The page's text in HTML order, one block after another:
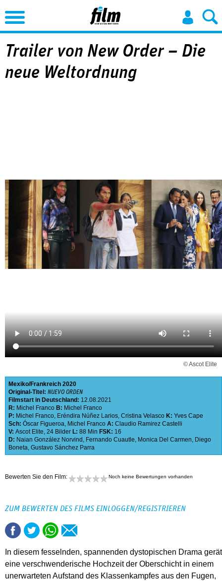
Jump to Navigation
Trailer von New Order – Die
neue Weltordnung
© Ascot Elite
Mexiko Frankreich 2020
Original-Titel: NUEVO ORDEN
Filmstart in Deutschland: 12.08.2021
R: Michel Franco B: Michel Franco
P: Michel Franco, Eréndira Núñez Larios, Cristina Velasco K: Yves Cape
Sch: Óscar Figueroa, Michel Franco A: Claudio Ramirez Castelli
V: Ascot Elite, 24 Bilder L: 88 Min FSK: 16
D: Naian González Norvind , Fernando Cuautle, Monica Del Carmen, Diego
Boneta, Gustavo Sánchez Parra
Bewerten Sie den Film: Noch keine Bewertungen vorhanden
ZUM BEWERTEN DES FILMS EINLOGGEN/REGISTRIEREN
In diesem fesselnden, spannenden dystopischen Drama gerät
eine verschwenderische Hochzeit der Oberschicht in einem
unerwarteten Aufstand des Klassenkampfes aus den Fugen,